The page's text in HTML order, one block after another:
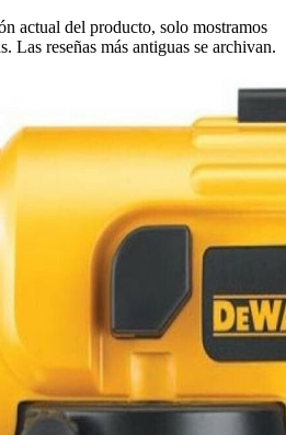
actual del producto, solo mostramos
Las reseñas más antiguas se archivan.